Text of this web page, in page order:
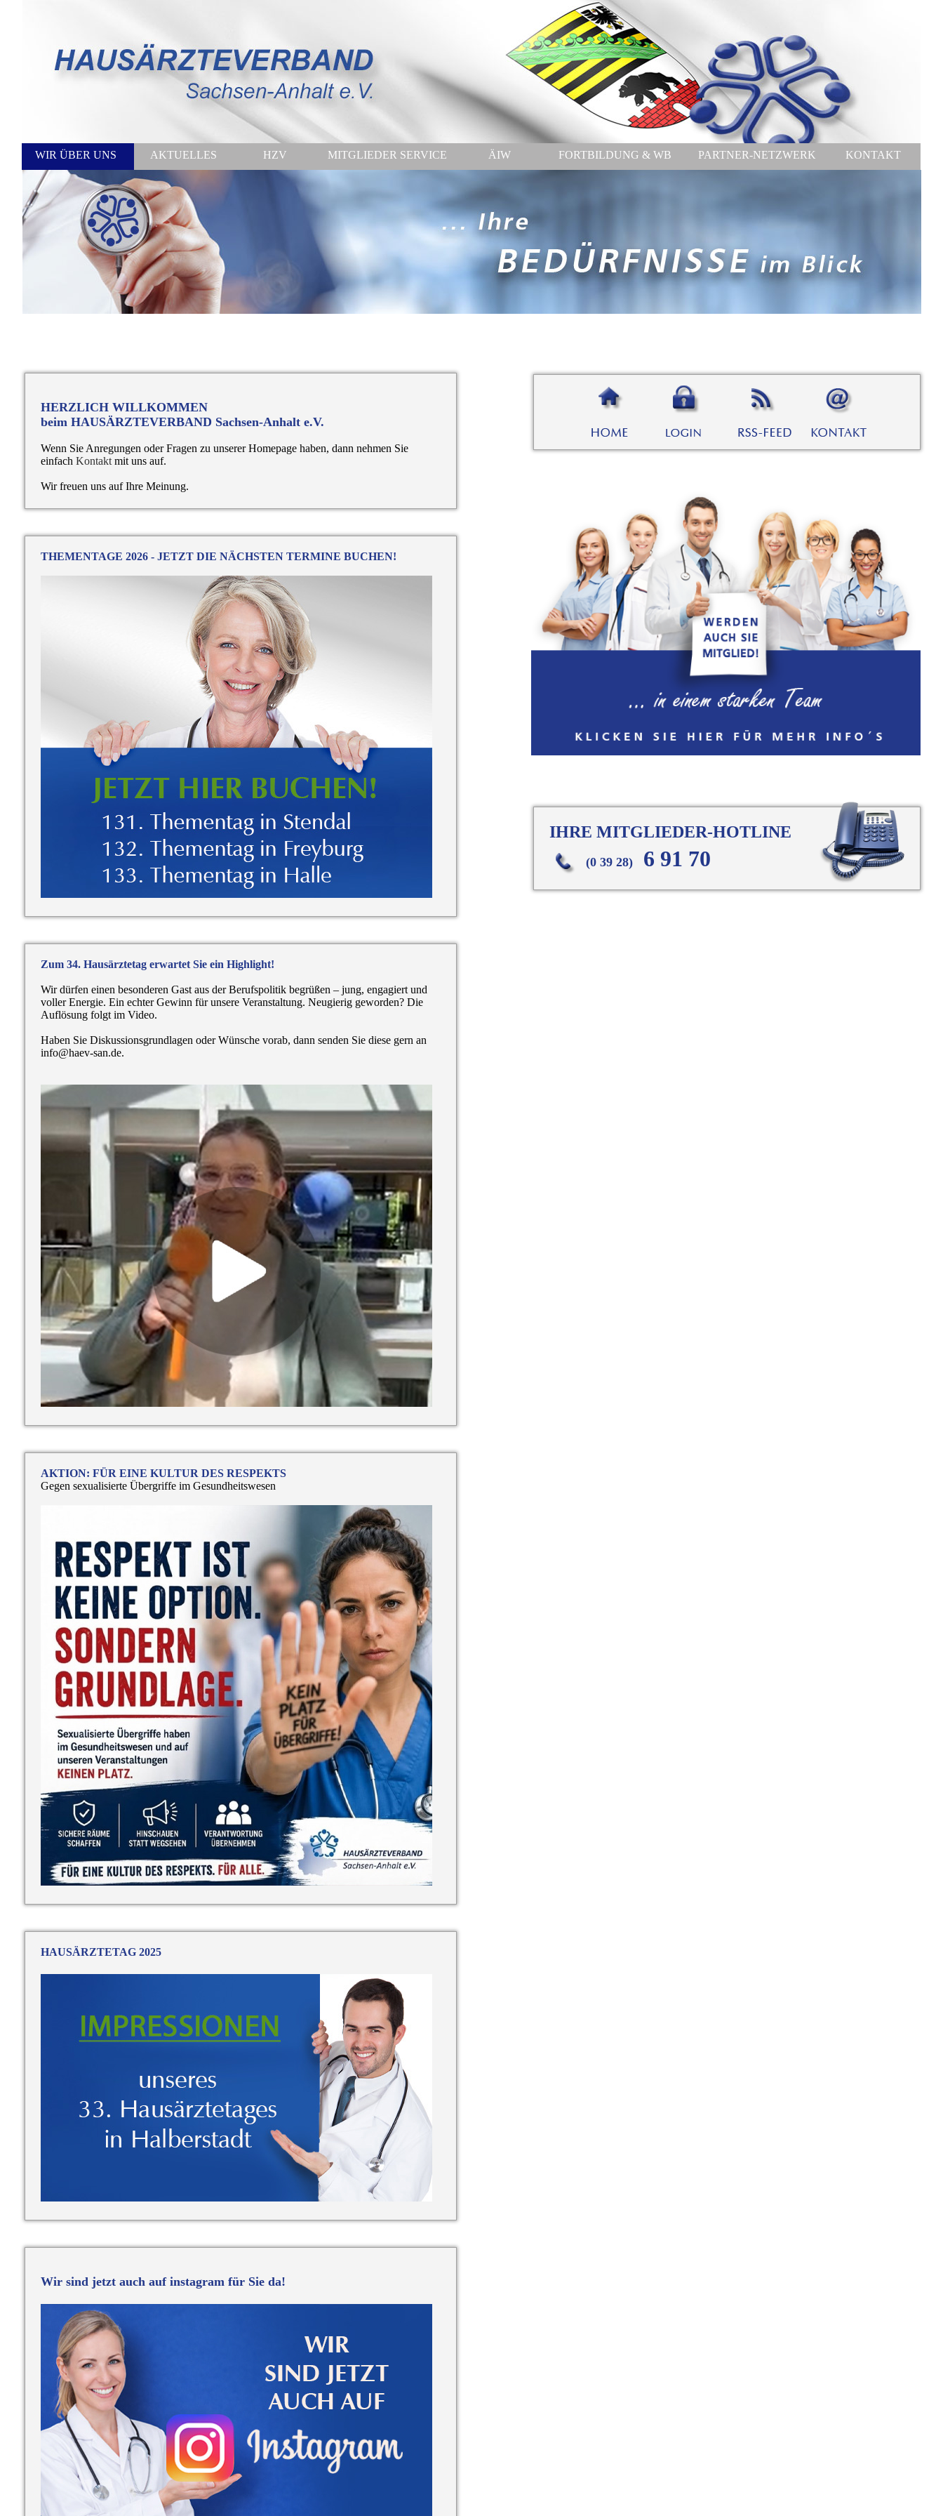
WIR ÜBER UNS AKTUELLES HZV MITGLIEDER SERVICE ÄIW FORTBILDUNG & WB PARTNER-NETZWERK KONTAKT
IHRE MITGLIEDER-HOTLINE
(0 39 28) 6 91 70
HERZLICH WILLKOMMEN
beim HAUSÄRZTEVERBAND Sachsen-Anhalt e.V.
Wenn Sie Anregungen oder Fragen zu unserer Homepage haben, dann nehmen Sie
einfach Kontakt mit uns auf.
Wir freuen uns auf Ihre Meinung.
THEMENTAGE 2026 - JETZT DIE NÄCHSTEN TERMINE BUCHEN!
Zum 34. Hausärztetag erwartet Sie ein Highlight!
Wir dürfen einen besonderen Gast aus der Berufspolitik begrüßen – jung, engagiert und
voller Energie. Ein echter Gewinn für unsere Veranstaltung. Neugierig geworden? Die
Auflösung folgt im Video.
Haben Sie Diskussionsgrundlagen oder Wünsche vorab, dann senden Sie diese gern an
info@haev-san.de.
AKTION: FÜR EINE KULTUR DES RESPEKTS
Gegen sexualisierte Übergriffe im Gesundheitswesen
HAUSÄRZTETAG 2025
Wir sind jetzt auch auf instagram für Sie da!